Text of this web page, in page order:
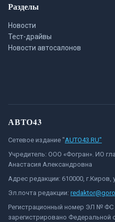
Разделы
Новости
Тест-драйвы
Новости автосалонов
АВТО43
Сетевое издание "AUTO43.RU"
Учредитель: ООО «Фогран». ИО
Анастасия Александровна
Адрес редакции: 610000,
Эл.почта редакции:
Регистрационный номер ЭЛ № ФС
зарегистрировано Федеральной